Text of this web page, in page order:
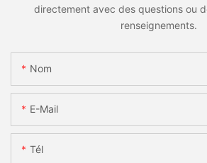
directement avec des questions ou
renseignements.
Nom
E-Mail
Tél